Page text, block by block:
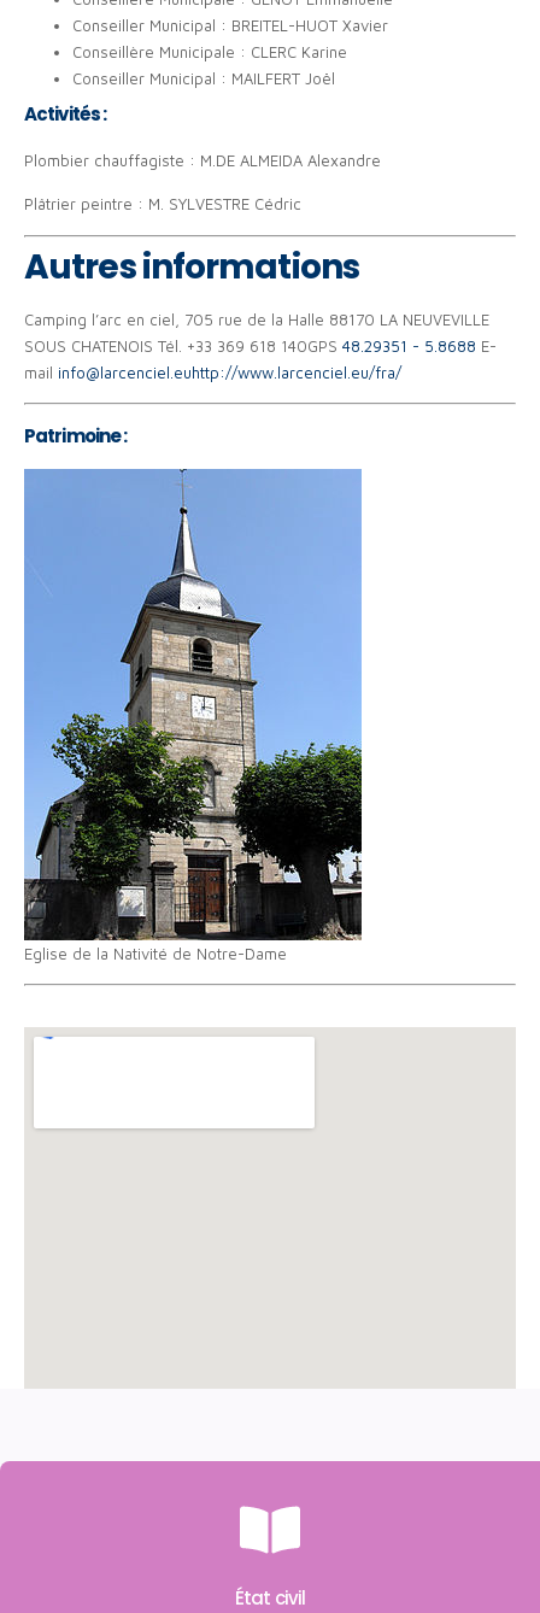
Conseiller Municipal : BREITEL-HUOT Xavier
Conseillère Municipale : CLERC Karine
Conseiller Municipal : MAILFERT Joël
Activités :
Plombier chauffagiste : M.DE ALMEIDA Alexandre
Plâtrier peintre : M. SYLVESTRE Cédric
Autres informations
Camping l’arc en ciel, 705 rue de la Halle 88170 LA NEUVEVILLE
SOUS CHATENOIS Tél. +33 369 618 140GPS 48.29351 - 5.8688 E-
mail info@larcenciel.euhttp://www.larcenciel.eu/fra/
Patrimoine :
Eglise de la Nativité de Notre-Dame
État civil